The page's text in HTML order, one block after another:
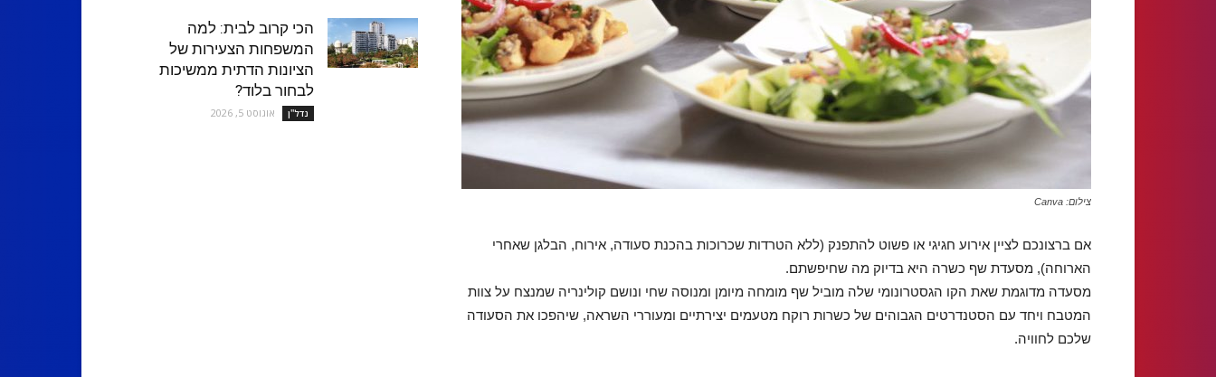
צילום: Canva
אם ברצונכם לציין אירוע חגיגי או פשוט להתפנק (ללא הטרדות שכרוכות בהכנת סעודה, אירוח, הבלגן שאחרי
הארוחה), מסעדת שף כשרה היא בדיוק מה שחיפשתם.
מסעדה מדוגמת שאת הקו הגסטרונומי שלה מוביל שף מומחה מיומן ומנוסה שחי ונושם קולינריה שמנצח על צוות
המטבח ויחד עם הסטנדרטים הגבוהים של כשרות רוקח מטעמים יצירתיים ומעוררי השראה, שיהפכו את הסעודה
שלכם לחוויה.
הכי קרוב לבית: למה
המשפחות הצעירות של
הציונות הדתית ממשיכות
לבחור בלוד?
נדל''ן אוגוסט 5, 2026